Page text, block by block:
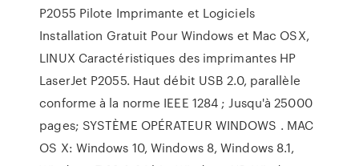
P2055 Pilote Imprimante et Logiciels
Installation Gratuit Pour Windows et Mac OSX,
LINUX Caractéristiques des imprimantes HP
LaserJet P2055. Haut débit USB 2.0, parallèle
conforme à la norme IEEE 1284 ; Jusqu'à 25000
pages; SYSTÈME OPÉRATEUR WINDOWS . MAC
OS X: Windows 10, Windows 8, Windows 8.1,